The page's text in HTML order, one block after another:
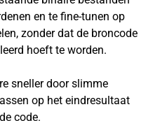
en te fine-tunen op
zonder dat de broncode
hoeft te worden.
sneller door slimme
op het eindresultaat
code.